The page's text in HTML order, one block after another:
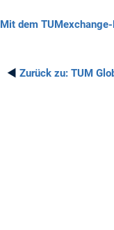
Mit dem
◄ Zurück zu: TUM